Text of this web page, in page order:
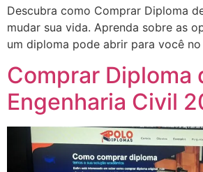
Descubra como Comprar Diploma
mudar sua vida. Aprenda sobre as
um diploma pode abrir para você
Comprar Diploma
Engenharia Civil